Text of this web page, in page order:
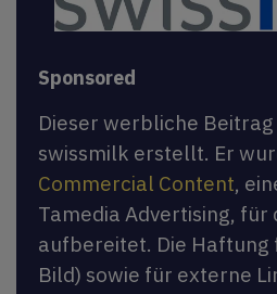
Sponsored
Dieser werbliche
swissmilk erstellt. Er
Commercial Content,
Tamedia Advertising, für
aufbereitet. Die
Bild) sowie für externe